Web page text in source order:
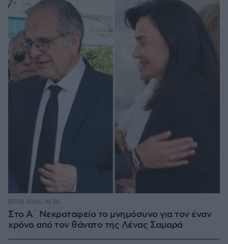
Στο Α΄ Νεκροταφείο το μνημόσυνο για τον έναν
χρόνο από τον θάνατο της Λένας Σαμαρά
07.08.2026, 10:26